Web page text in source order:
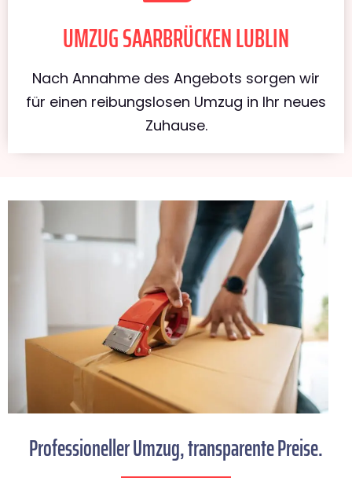
UMZUG SAARBRÜCKEN LUBLIN
Nach Annahme des Angebots sorgen wir
für einen reibungslosen Umzug in Ihr neues
Zuhause.
Professioneller Umzug, transparente Preise.